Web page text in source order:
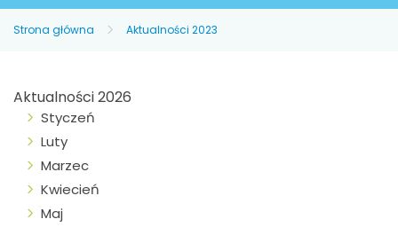
Strona główna Aktualności 2023
Aktualności 2026
Styczeń
Luty
Marzec
Kwiecień
Maj